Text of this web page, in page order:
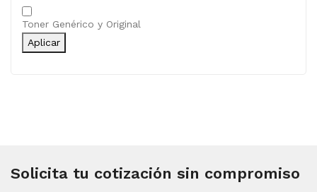
Categoría
Toner Genérico y Original
Aplicar
Solicita tu cotización sin compromiso